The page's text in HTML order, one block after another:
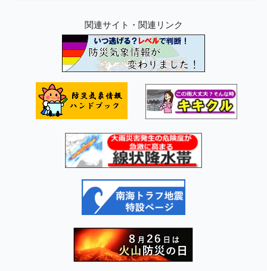
ジができました
令和8年6月4日
近畿地方は梅雨入りしたと見られます
お知らせ
令和8年5月29日
新たな防災気象情報の運用開始に伴い、｢防災
気象情報ハンドブック｣を更新しました
令和8年4月30日
新たな防災気象情報の発表基準等を公表しま
よう改善します～（気象庁）を掲載しました
令和8年4月16日
ご挨拶」を掲載しました
令和8年4月14日
関連サイト・関連リンク